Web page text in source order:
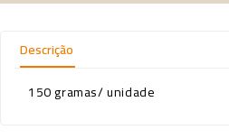
Descrição
150 gramas/ unidade